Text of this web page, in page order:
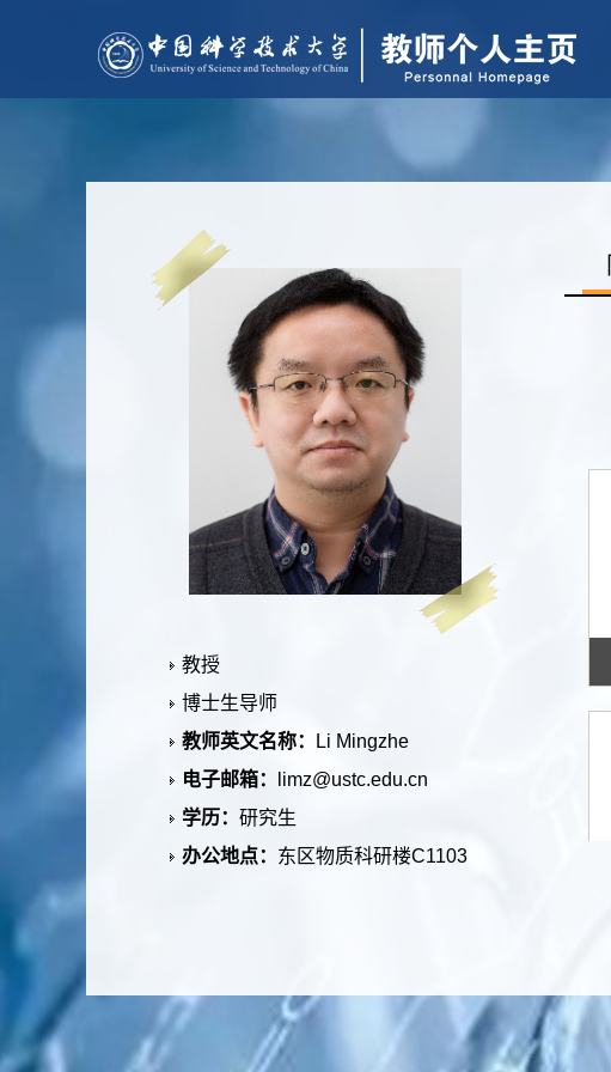
教授
博士生导师
教师英文名称：
Li Mingzhe
电子邮箱：
limz@ustc.edu.cn
学历： 研究生
办公地点： 东区物质科研楼C1103
所
物理学